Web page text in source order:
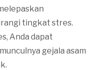
tingkat stres.
Anda dapat
gejala asam